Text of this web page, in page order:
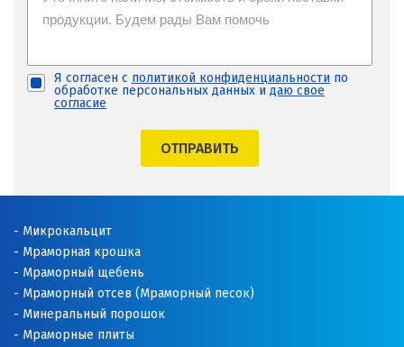
Я согласен с политикой конфиденциальности по
обработке персональных данных и даю свое
согласие
ОТПРАВИТЬ
Микрокальцит
Мраморная крошка
Мраморный щебень
Мраморный отсев (Мраморный песок)
Минеральный порошок
Мраморные плиты